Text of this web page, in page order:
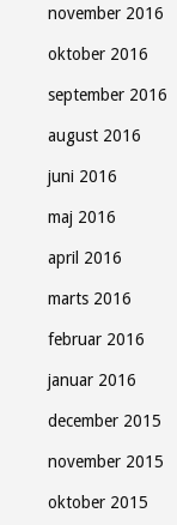
november 2016
oktober 2016
september 2016
august 2016
juni 2016
maj 2016
april 2016
marts 2016
februar 2016
januar 2016
december 2015
november 2015
oktober 2015